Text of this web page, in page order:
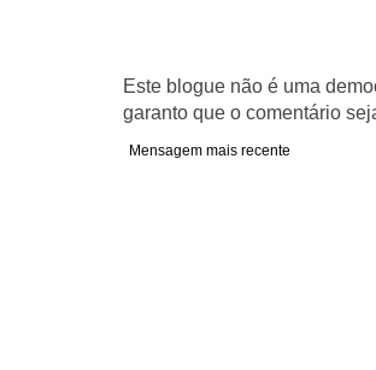
Este blogue não é uma
garanto que o comentário
Mensagem mais recente